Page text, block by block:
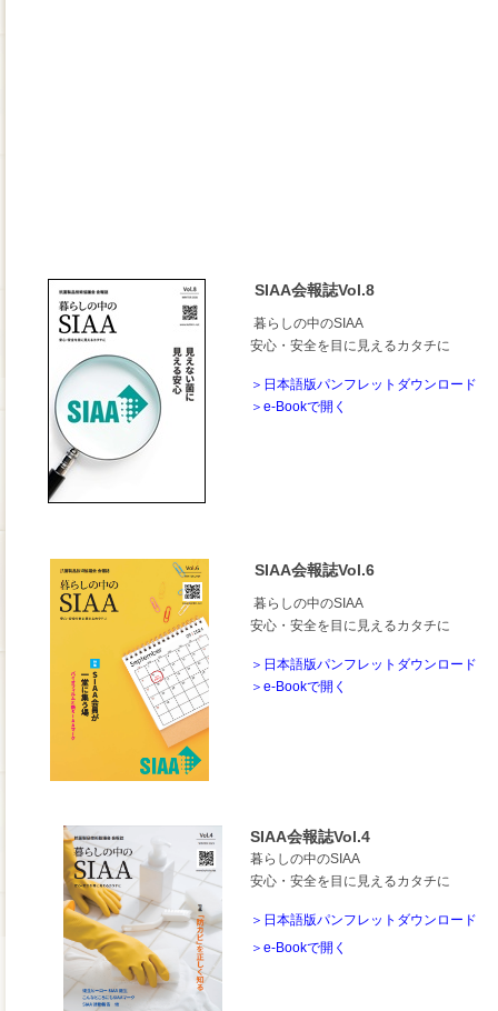
SIAA会報誌Vol.8
暮らしの中のSIAA
安心・安全を目に見えるカタチに
＞日本語版パンフレットダウンロード
＞e-Bookで開く
SIAA会報誌Vol.6
暮らしの中のSIAA
安心・安全を目に見えるカタチに
＞日本語版パンフレットダウンロード
＞e-Bookで開く
SIAA会報誌Vol.4
暮らしの中のSIAA
安心・安全を目に見えるカタチに
＞日本語版パンフレットダウンロード
＞e-Bookで開く